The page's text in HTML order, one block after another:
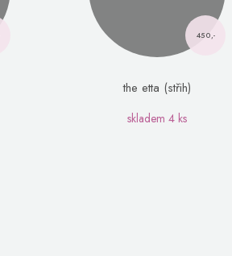
450,-
the etta (střih)
skladem4 ks